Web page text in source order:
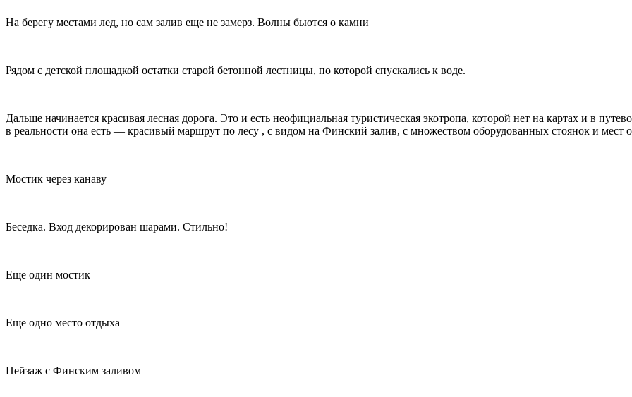
На берегу местами лед, но сам залив еще не замерз. Волны бьются о камни
Рядом с детской площадкой остатки старой бетонной лестницы, по которой спускались к воде.
Дальше начинается красивая лесная дорога. Это и есть неофициальная туристическая экотропа, которой нет на картах и в
в реальности она есть — красивый маршрут по лесу , с видом на Финский залив, с множеством оборудованных стоянок и мест
Мостик через канаву
Беседка. Вход декорирован шарами. Стильно!
Еще один мостик
Еще одно место отдыха
Пейзаж с Финским заливом